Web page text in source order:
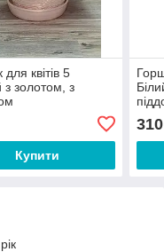
квітів 5
з золотом, з
Купити
310